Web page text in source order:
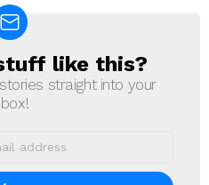
like this?
straight into your